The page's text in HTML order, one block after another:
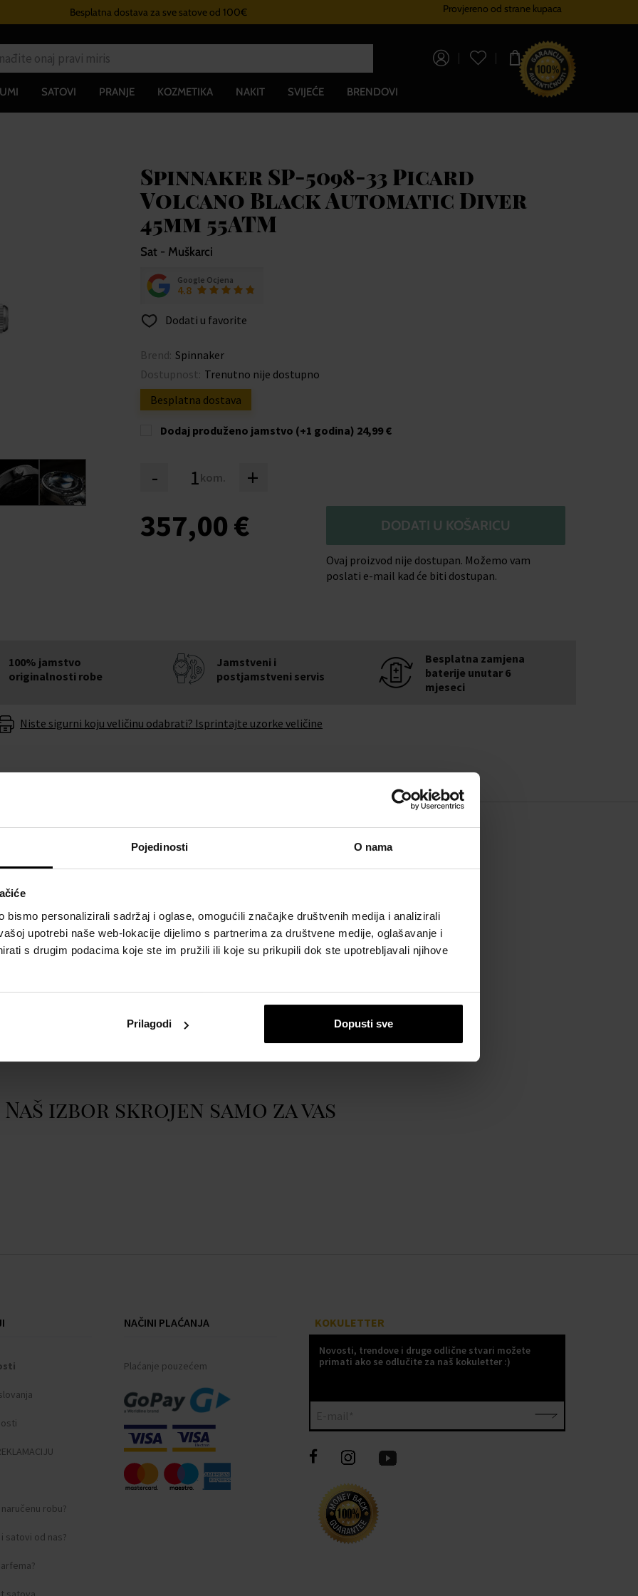
Pojedinosti O nama
bismo personalizirali sadržaj i oglase, omogućili značajke društvenih medija i analizirali
upotrebi naše web-lokacije dijelimo s partnerima za društvene medije, oglašavanje i
s drugim podacima koje ste im pružili ili koje su prikupili dok ste upotrebljavali njihove
Prilagodi Dopusti sve
Besplatna dostava za sve satove od 100€ Sustav vjernostiProvjereno od strane kupaca
0,00 €
SATOVI PRANJE KOZMETIKA NAKIT SVIJEĆE BRENDOVI
Spinnaker SP-5098-33 Picard
Volcano Black Automatic Diver
45mm 55ATM
Sat - Muškarci
Google Ocjena
4.8
Dodati u favorite
Brend: Spinnaker
Dostupnost: Trenutno nije dostupno
Besplatna dostava
Dodaj produženo jamstvo (+1 godina) 24,99 €
- kom. +
357,00 € DODATI U KOŠARICU
Ovaj proizvod nije dostupan. Možemo vam
poslati e-mail kad će biti dostupan.
100% jamstvo
originalnosti robe
Jamstveni i
postjamstveni servis
Besplatna zamjena
baterije unutar 6
mjeseci
Niste sigurni koju veličinu odabrati? Isprintajte uzorke veličine
Automatic Diver 45mm
kvalitetnu izradu iz
ćete pogriješiti.
baterije u roku od 6
čelika
O BRENDU
Prikazati cijeli opis
Naš izbor skrojen samo za vas
robu?
satovi od nas?
NAČINI PLAĆANJA
Plaćanje pouzećem
KOKULETTER
Novosti, trendove i druge odlične stvari možete
primati ako se odlučite za naš kokuletter :)